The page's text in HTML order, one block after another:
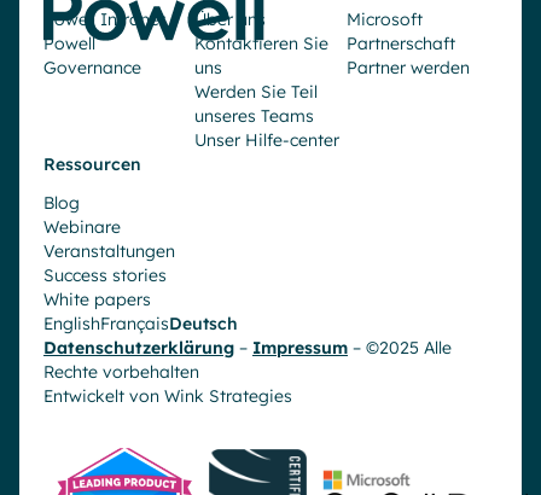
Powell Intranet
Powell
Governance
Über uns
Kontaktieren Sie
uns
Werden Sie Teil
unseres Teams
Unser Hilfe-center
Microsoft
Partnerschaft
Partner werden
Ressourcen
Blog
Webinare
Veranstaltungen
Success stories
White papers
EnglishFrançaisDeutsch
Datenschutzerklärung – Impressum – ©2025 Alle
Rechte vorbehalten
Entwickelt von Wink Strategies